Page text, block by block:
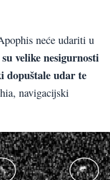
neće udariti u
velike nesigurnosti
dopuštale udar te
navigacijski